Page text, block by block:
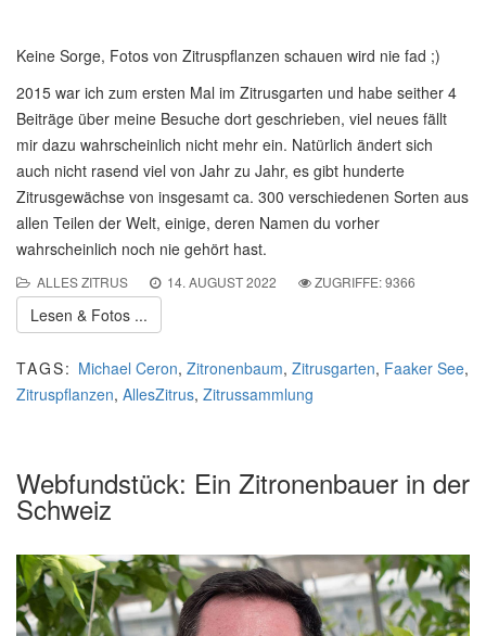
Keine Sorge, Fotos von Zitruspflanzen schauen wird nie fad ;)
2015 war ich zum ersten Mal im Zitrusgarten und habe seither 4
Beiträge über meine Besuche dort geschrieben, viel neues fällt
mir dazu wahrscheinlich nicht mehr ein. Natürlich ändert sich
auch nicht rasend viel von Jahr zu Jahr, es gibt hunderte
Zitrusgewächse von insgesamt ca. 300 verschiedenen Sorten aus
allen Teilen der Welt, einige, deren Namen du vorher
wahrscheinlich noch nie gehört hast.
ALLES ZITRUS 14. AUGUST 2022 ZUGRIFFE: 9366
Lesen & Fotos ...
TAGS: Michael Ceron, Zitronenbaum, Zitrusgarten, Faaker See,
Zitruspflanzen, AllesZitrus, Zitrussammlung
Webfundstück: Ein Zitronenbauer in der
Schweiz